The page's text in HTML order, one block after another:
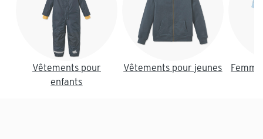
Vêtements pour
enfants
Vêtements pour jeunes